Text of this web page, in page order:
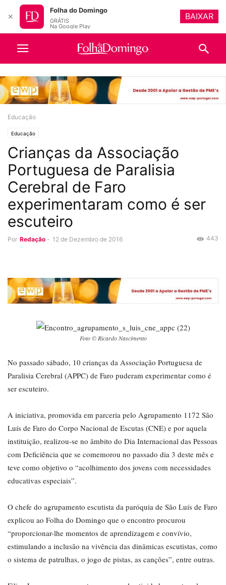
Educação
Educação
Crianças da Associação
Portuguesa de Paralisia
Cerebral de Faro
experimentaram como é ser
escuteiro
Por Redação - 12 de Dezembro de 2016 443
Foto © Ricardo Nascimento
No passado sábado, 10 crianças da Associação Portuguesa de
Paralisia Cerebral (APPC) de Faro puderam experimentar como é
ser escuteiro.
A iniciativa, promovida em parceria pelo Agrupamento 1172 São
Luís de Faro do Corpo Nacional de Escutas (CNE) e por aquela
instituição, realizou-se no âmbito do Dia Internacional das Pessoas
com Deficiência que se comemorou no passado dia 3 deste mês e
teve como objetivo o “acolhimento dos jovens com necessidades
educativas especiais”.
O chefe do agrupamento escutista da paróquia de São Luís de Faro
explicou ao Folha do Domingo que o encontro procurou
“proporcionar-lhe momentos de aprendizagem e convívio,
estimulando a inclusão na vivência das dinâmicas escutistas, como
o sistema de patrulhas, o jogo de pistas, as canções”, entre outras.
✕
Folha do Domingo
GRÁTIS
Na Google Play
BAIXAR